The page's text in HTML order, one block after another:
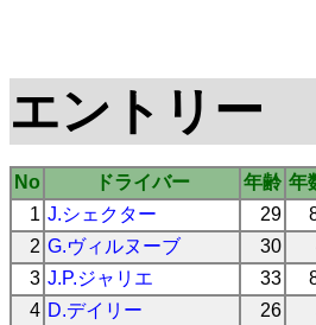
エントリー
No ドライバー 年齢 年
1 J.シェクター 29
2 G.ヴィルヌーブ 30
3 J.P.ジャリエ 33
4 D.デイリー 26